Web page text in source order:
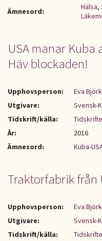
Ämnesord:
Hälsa,
USA manar
Häv blockaden!
Upphovsperson:
Eva
Utgivare:
Svensk-
Tidskrift/källa:
År:
2016
Ämnesord:
Kuba-
Traktorfabrik från
Upphovsperson:
Eva
Utgivare:
Svensk-
Tidskrift/källa: